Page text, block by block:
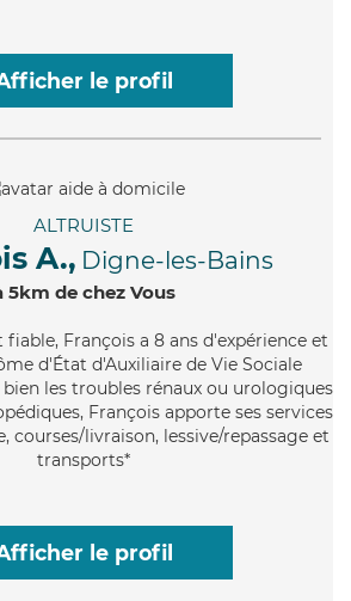
le profil
ALTRUISTE
A., Digne-les-Bains
5km de chez Vous
François a 8 ans d'expérience et
d'État d'Auxiliaire de Vie Sociale
bien les troubles rénaux ou urologiques
François apporte ses services
courses/livraison, lessive/repassage et
transports*
le profil